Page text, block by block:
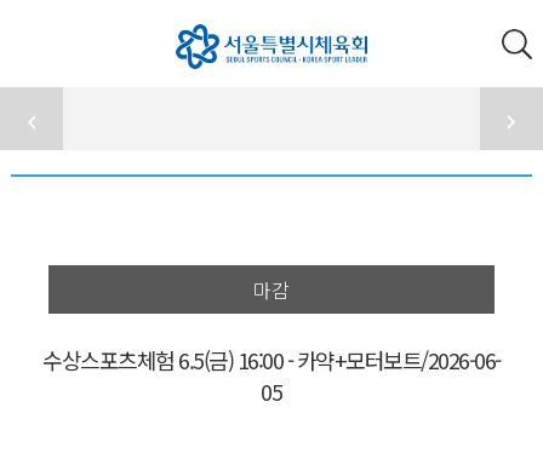
마감
수상스포츠체험 6.5(금) 16:00 - 카약+모터보트/2026-06-
05